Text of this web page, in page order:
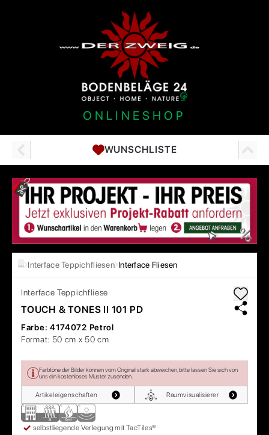
ONLINESHOP
WUNSCHLISTE
… Interface Teppichfliesen Interface Fliesen
Interface Teppichfliese
TOUCH & TONES II 101 PD
Farbe: 4174072 Petrol
Format: 50 cm x 50 cm
Farbtöne der Bilder können vom Original stark abweichen, bitte lassen Sie sich von
uns ein kostenloses Muster zusenden.
Artikeleigenschaften Raumvisualisierer
selbstliegende Verlegung mit TacTiles®